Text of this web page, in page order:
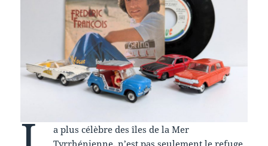
a plus célèbre des îles de la Mer
Tyrrhénienne, n’est pas seulement le refuge